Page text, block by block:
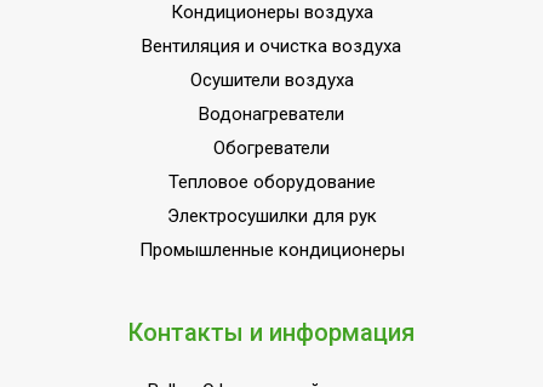
производительность
охлаждения
0.8 кВт
Автоматический режим
Да
температуры вблизи
пульта управления
Да
Количество скоростей
воздушного потока
4
Режим автоочистки
Да
Кондиционеры воздуха
Вентиляция и очистка воздуха
Осушители воздуха
Водонагреватели
Обогреватели
Тепловое оборудование
Электросушилки для рук
Промышленные кондиционеры
Контакты и информация